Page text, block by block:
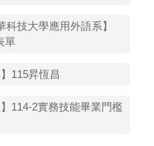
科技大學應用外語系】
單
】115昇恆昌
】114-2實務技能畢業門檻